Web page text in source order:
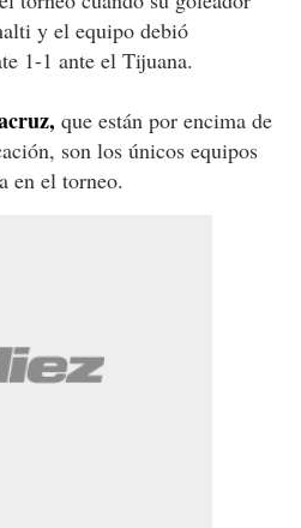
y el equipo debió
1-1 ante el Tijuana.
que están por encima de
son los únicos equipos
en el torneo.